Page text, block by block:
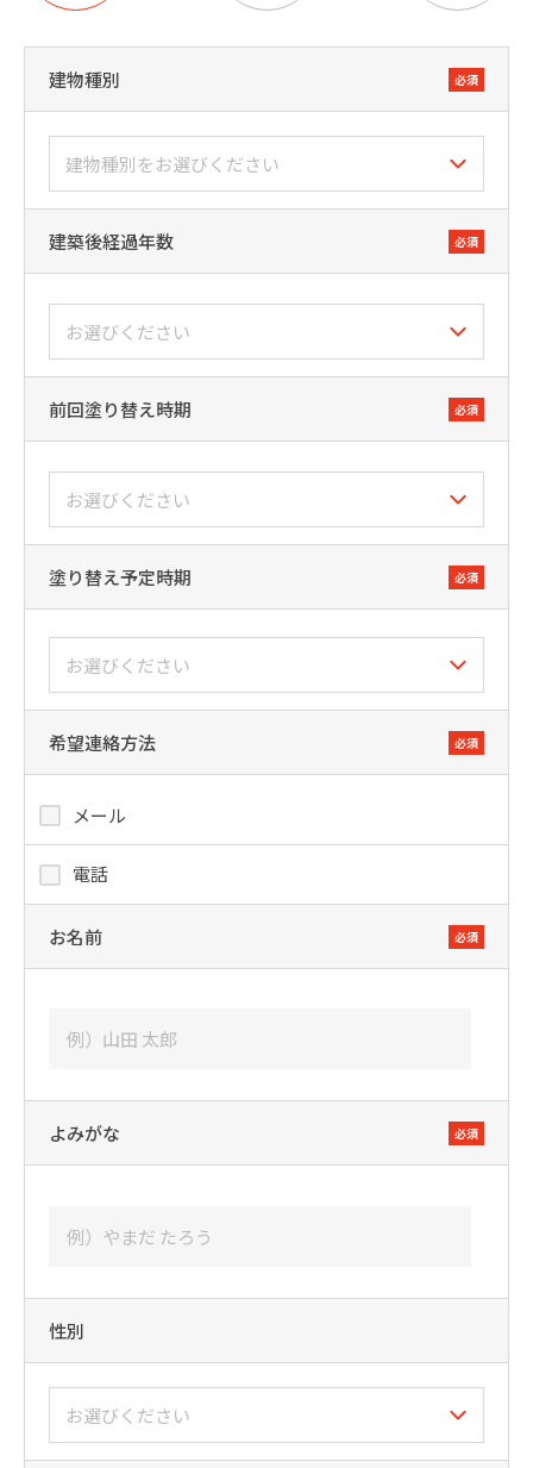
建物種別 必須
建築後経過年数 必須
前回塗り替え時期 必須
塗り替え予定時期 必須
希望連絡方法 必須
メール
電話
お名前 必須
よみがな 必須
性別